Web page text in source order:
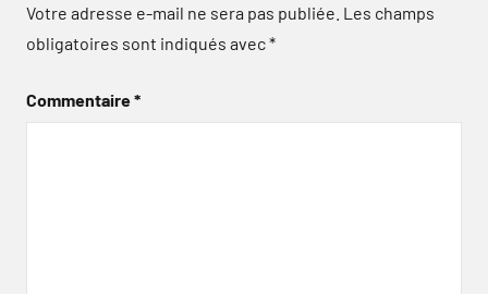
Votre adresse e-mail ne sera pas publiée. Les champs
obligatoires sont indiqués avec*
Commentaire*